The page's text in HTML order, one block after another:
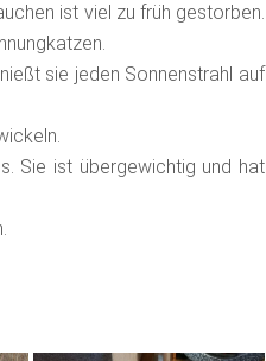
ist viel zu früh gestorben.
sie jeden Sonnenstrahl auf
Sie ist übergewichtig und hat